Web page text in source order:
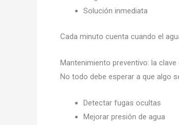
Solución inmediata
Cada minuto cuenta cuando el
Mantenimiento preventivo: la clave
No todo debe esperar a que algo
Detectar fugas ocultas
Mejorar presión de agua